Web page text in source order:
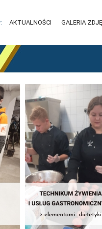
AKTUALNOŚCI GALERIA